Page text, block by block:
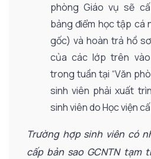
phòng Giáo vụ sẽ
bảng điểm học tập cá
gốc) và hoàn trả hồ
của các lớp trên
trong tuần tại “Văn
sinh viên phải xuất
sinh viên do Học viện
Trường hợp sinh viên có
cấp bản sao GCNTN tạm